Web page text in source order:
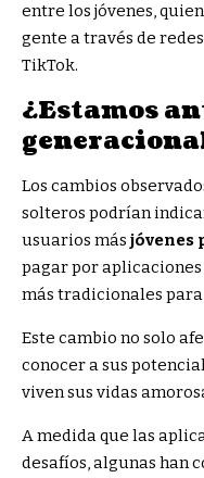
entre los jóvenes,
gente a través de
TikTok.
¿Estamos
Los cambios
solteros podrían
usuarios más jóvenes
pagar por
más tradicionales
Este cambio no solo
conocer a sus
viven sus vidas
A medida que las
desafíos, algunas han